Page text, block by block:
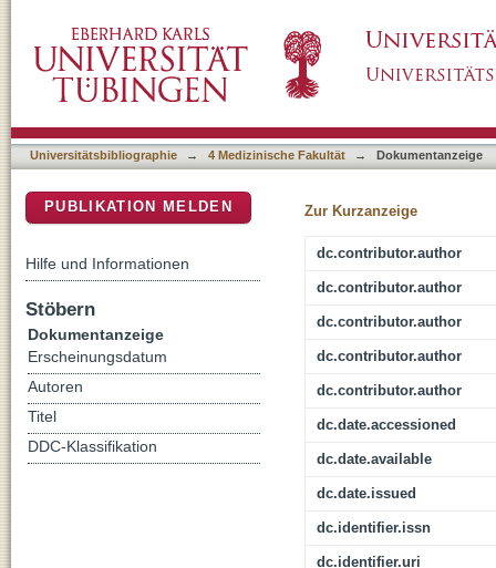
randomized controlled proof-of-concept study
Universitätsbibliographie → 4 Medizinische Fakultät → Dokumentanzeige
Zur Kurzanzeige
dc.contributor.author
dc.contributor.author
dc.contributor.author
dc.contributor.author
dc.contributor.author
dc.date.accessioned
dc.date.available
dc.date.issued
dc.identifier.issn
dc.identifier.uri
PUBLIKATION MELDEN
Hilfe und Informationen
Stöbern
Dokumentanzeige
Erscheinungsdatum
Autoren
Titel
DDC-Klassifikation